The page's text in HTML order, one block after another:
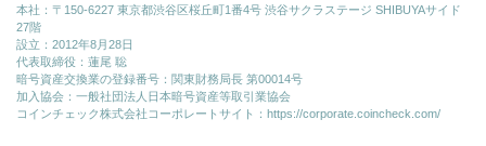
本社：〒150-6227 東京都渋谷区桜丘町1番4号 渋谷サクラステージ SHIBUYAサイド
27階
設立：2012年8月28日
代表取締役：蓮尾 聡
暗号資産交換業の登録番号：関東財務局長 第00014号
加入協会：一般社団法人日本暗号資産等取引業協会
コインチェック株式会社コーポレートサイト： https://corporate.coincheck.com/